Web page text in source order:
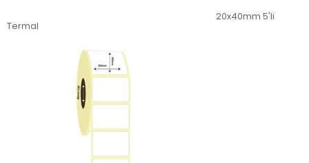
20x40mm 5'li
Termal